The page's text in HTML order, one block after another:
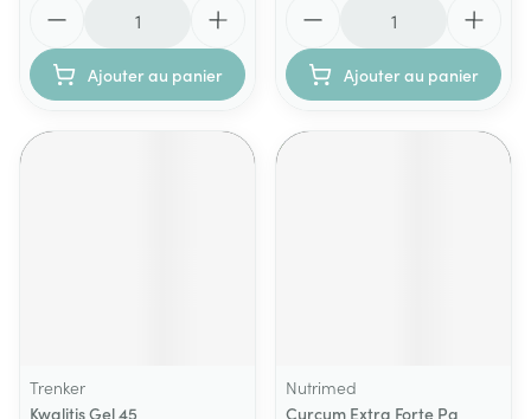
Ajouter au panier Ajouter au panier
Trenker
Kwalitis Gel 45
Nutrimed
Curcum Extra Forte Pq